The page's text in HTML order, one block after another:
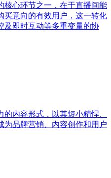
核心环节之一，在于直播间能
买意向的有效用户，这一转化
及即时互动等多重变量的协
内容形式，以其短小精悍、
为品牌营销、内容创作和用户